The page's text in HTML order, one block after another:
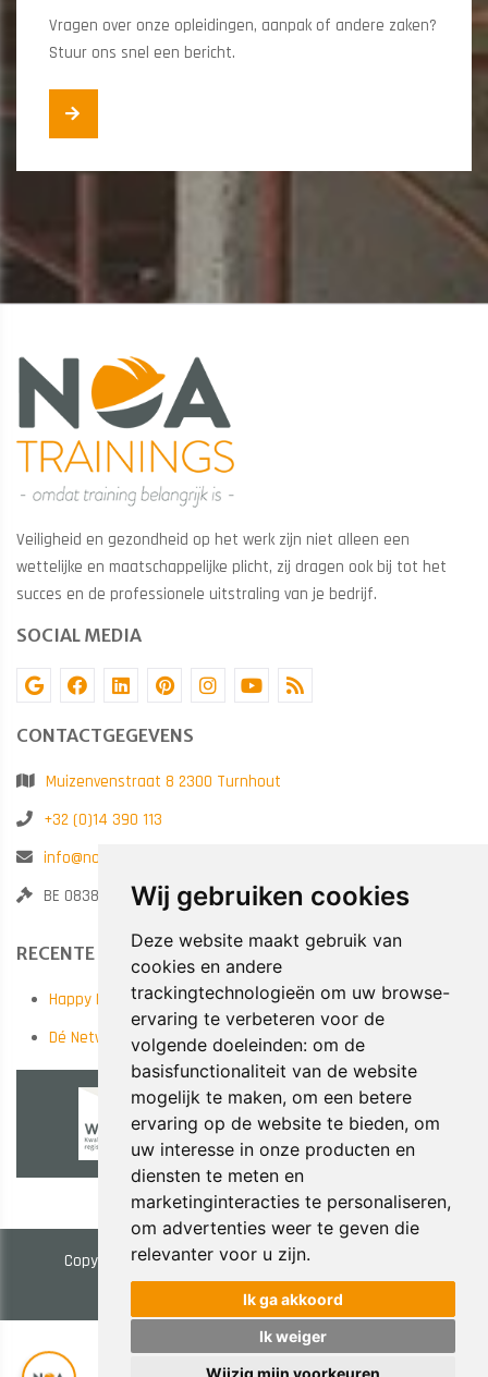
Wij gebruiken cookies
Deze website maakt gebruik van
cookies en andere
trackingtechnologieën om uw browse-
ervaring te verbeteren voor de
volgende doeleinden: om de
basisfunctionaliteit van de website
mogelijk te maken, om een betere
ervaring op de website te bieden, om
uw interesse in onze producten en
diensten te meten en
marketinginteracties te personaliseren,
om advertenties weer te geven die
relevanter voor u zijn.
Ik ga akkoord
Ik weiger
Wijzig mijn voorkeuren
Vragen over onze opleidingen, aanpak of andere zaken?
Stuur ons snel een bericht.
Veiligheid en gezondheid op het werk zijn niet alleen een
wettelijke en maatschappelijke plicht, zij dragen ook bij tot het
succes en de professionele uitstraling van je bedrijf.
SOCIAL MEDIA
CONTACTGEGEVENS
Muizenvenstraat 8 2300 Turnhout
+32 (0)14 390 113
info@noatrainings.be
BE 0838.789.682
RECENTE POSTS
Happy New Year!
Dé Netwerkervaring van het Najaar! 14/10 in Antwerp Expo
Copyright © 2026 NOA Trainings. All Rights Reserved.
Privacy & Cookies|UP-TO-DATE WebDesign